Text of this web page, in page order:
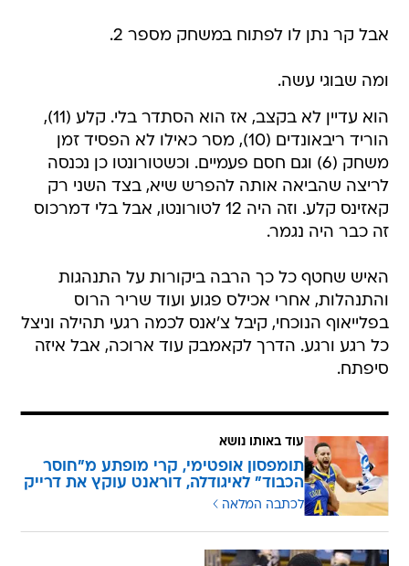
אבל קר נתן לו לפתוח במשחק מספר 2.
ומה שבוגי עשה.
הוא עדיין לא בקצב, אז הוא הסתדר בלי. קלע (11),
הוריד ריבאונדים (10), מסר כאילו לא הפסיד זמן
משחק (6) וגם חסם פעמיים. וכשטורונטו כן נכנסה
לריצה שהביאה אותה להפרש שיא, בצד השני רק
קאזינס קלע. וזה היה 12 לטורונטו, אבל בלי דמרכוס
זה כבר היה נגמר.
האיש שחטף כל כך הרבה ביקורות על התנהגות
והתנהלות, אחרי אכילס פגוע ועוד שריר הרוס
בפלייאוף הנוכחי, קיבל צ'אנס לכמה רגעי תהילה וניצל
כל רגע ורגע. הדרך לקאמבק עוד ארוכה, אבל איזה
סיפתח.
עוד באותו נושא
תומפסון אופטימי, קרי מופתע מ"חוסר
הכבוד" לאיגודלה, דוראנט עוקץ את דרייק
לכתבה המלאה